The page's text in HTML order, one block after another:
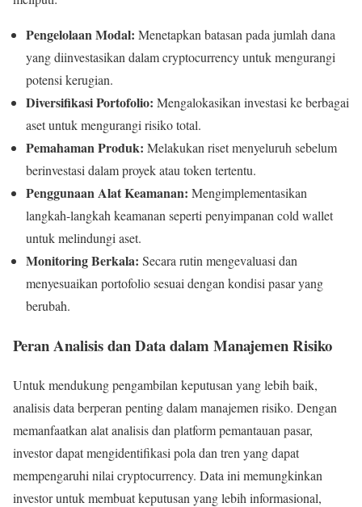
Pengelolaan Modal: Menetapkan batasan pada jumlah dana
yang diinvestasikan dalam cryptocurrency untuk mengurangi
potensi kerugian.
Diversifikasi Portofolio: Mengalokasikan investasi ke berbagai
aset untuk mengurangi risiko total.
Pemahaman Produk: Melakukan riset menyeluruh sebelum
berinvestasi dalam proyek atau token tertentu.
Penggunaan Alat Keamanan: Mengimplementasikan
langkah-langkah keamanan seperti penyimpanan cold wallet
untuk melindungi aset.
Monitoring Berkala: Secara rutin mengevaluasi dan
menyesuaikan portofolio sesuai dengan kondisi pasar yang
berubah.
Peran Analisis dan Data dalam Manajemen Risiko
Untuk mendukung pengambilan keputusan yang lebih baik,
analisis data berperan penting dalam manajemen risiko. Dengan
memanfaatkan alat analisis dan platform pemantauan pasar,
investor dapat mengidentifikasi pola dan tren yang dapat
mempengaruhi nilai cryptocurrency. Data ini memungkinkan
investor untuk membuat keputusan yang lebih informasional,